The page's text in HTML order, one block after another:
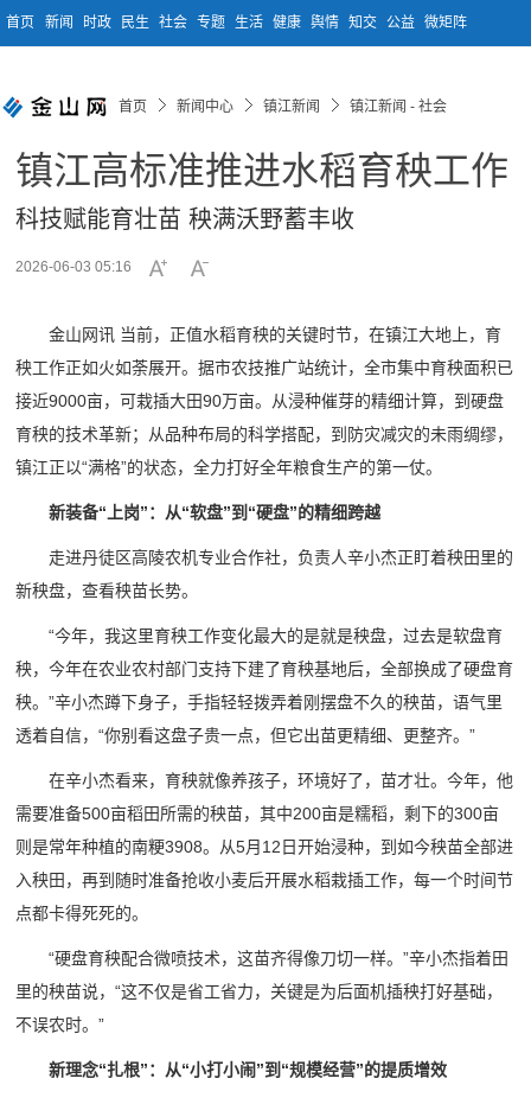
首页 新闻 时政 民生 社会 专题 生活 健康 舆情 知交 公益 微矩阵
首页 新闻中心 镇江新闻 镇江新闻 - 社会
镇江高标准推进水稻育秧工作
科技赋能育壮苗 秧满沃野蓄丰收
2026-06-03 05:16
金山网讯 当前，正值水稻育秧的关键时节，在镇江大地上，育
秧工作正如火如荼展开。据市农技推广站统计，全市集中育秧面积已
接近9000亩，可栽插大田90万亩。从浸种催芽的精细计算，到硬盘
育秧的技术革新；从品种布局的科学搭配，到防灾减灾的未雨绸缪，
镇江正以“满格”的状态，全力打好全年粮食生产的第一仗。
新装备“上岗”：从“软盘”到“硬盘”的精细跨越
走进丹徒区高陵农机专业合作社，负责人辛小杰正盯着秧田里的
新秧盘，查看秧苗长势。
“今年，我这里育秧工作变化最大的是就是秧盘，过去是软盘育
秧，今年在农业农村部门支持下建了育秧基地后，全部换成了硬盘育
秧。”辛小杰蹲下身子，手指轻轻拨弄着刚摆盘不久的秧苗，语气里
透着自信，“你别看这盘子贵一点，但它出苗更精细、更整齐。”
在辛小杰看来，育秧就像养孩子，环境好了，苗才壮。今年，他
需要准备500亩稻田所需的秧苗，其中200亩是糯稻，剩下的300亩
则是常年种植的南粳3908。从5月12日开始浸种，到如今秧苗全部进
入秧田，再到随时准备抢收小麦后开展水稻栽插工作，每一个时间节
点都卡得死死的。
“硬盘育秧配合微喷技术，这苗齐得像刀切一样。”辛小杰指着田
里的秧苗说，“这不仅是省工省力，关键是为后面机插秧打好基础，
不误农时。”
新理念“扎根”：从“小打小闹”到“规模经营”的提质增效